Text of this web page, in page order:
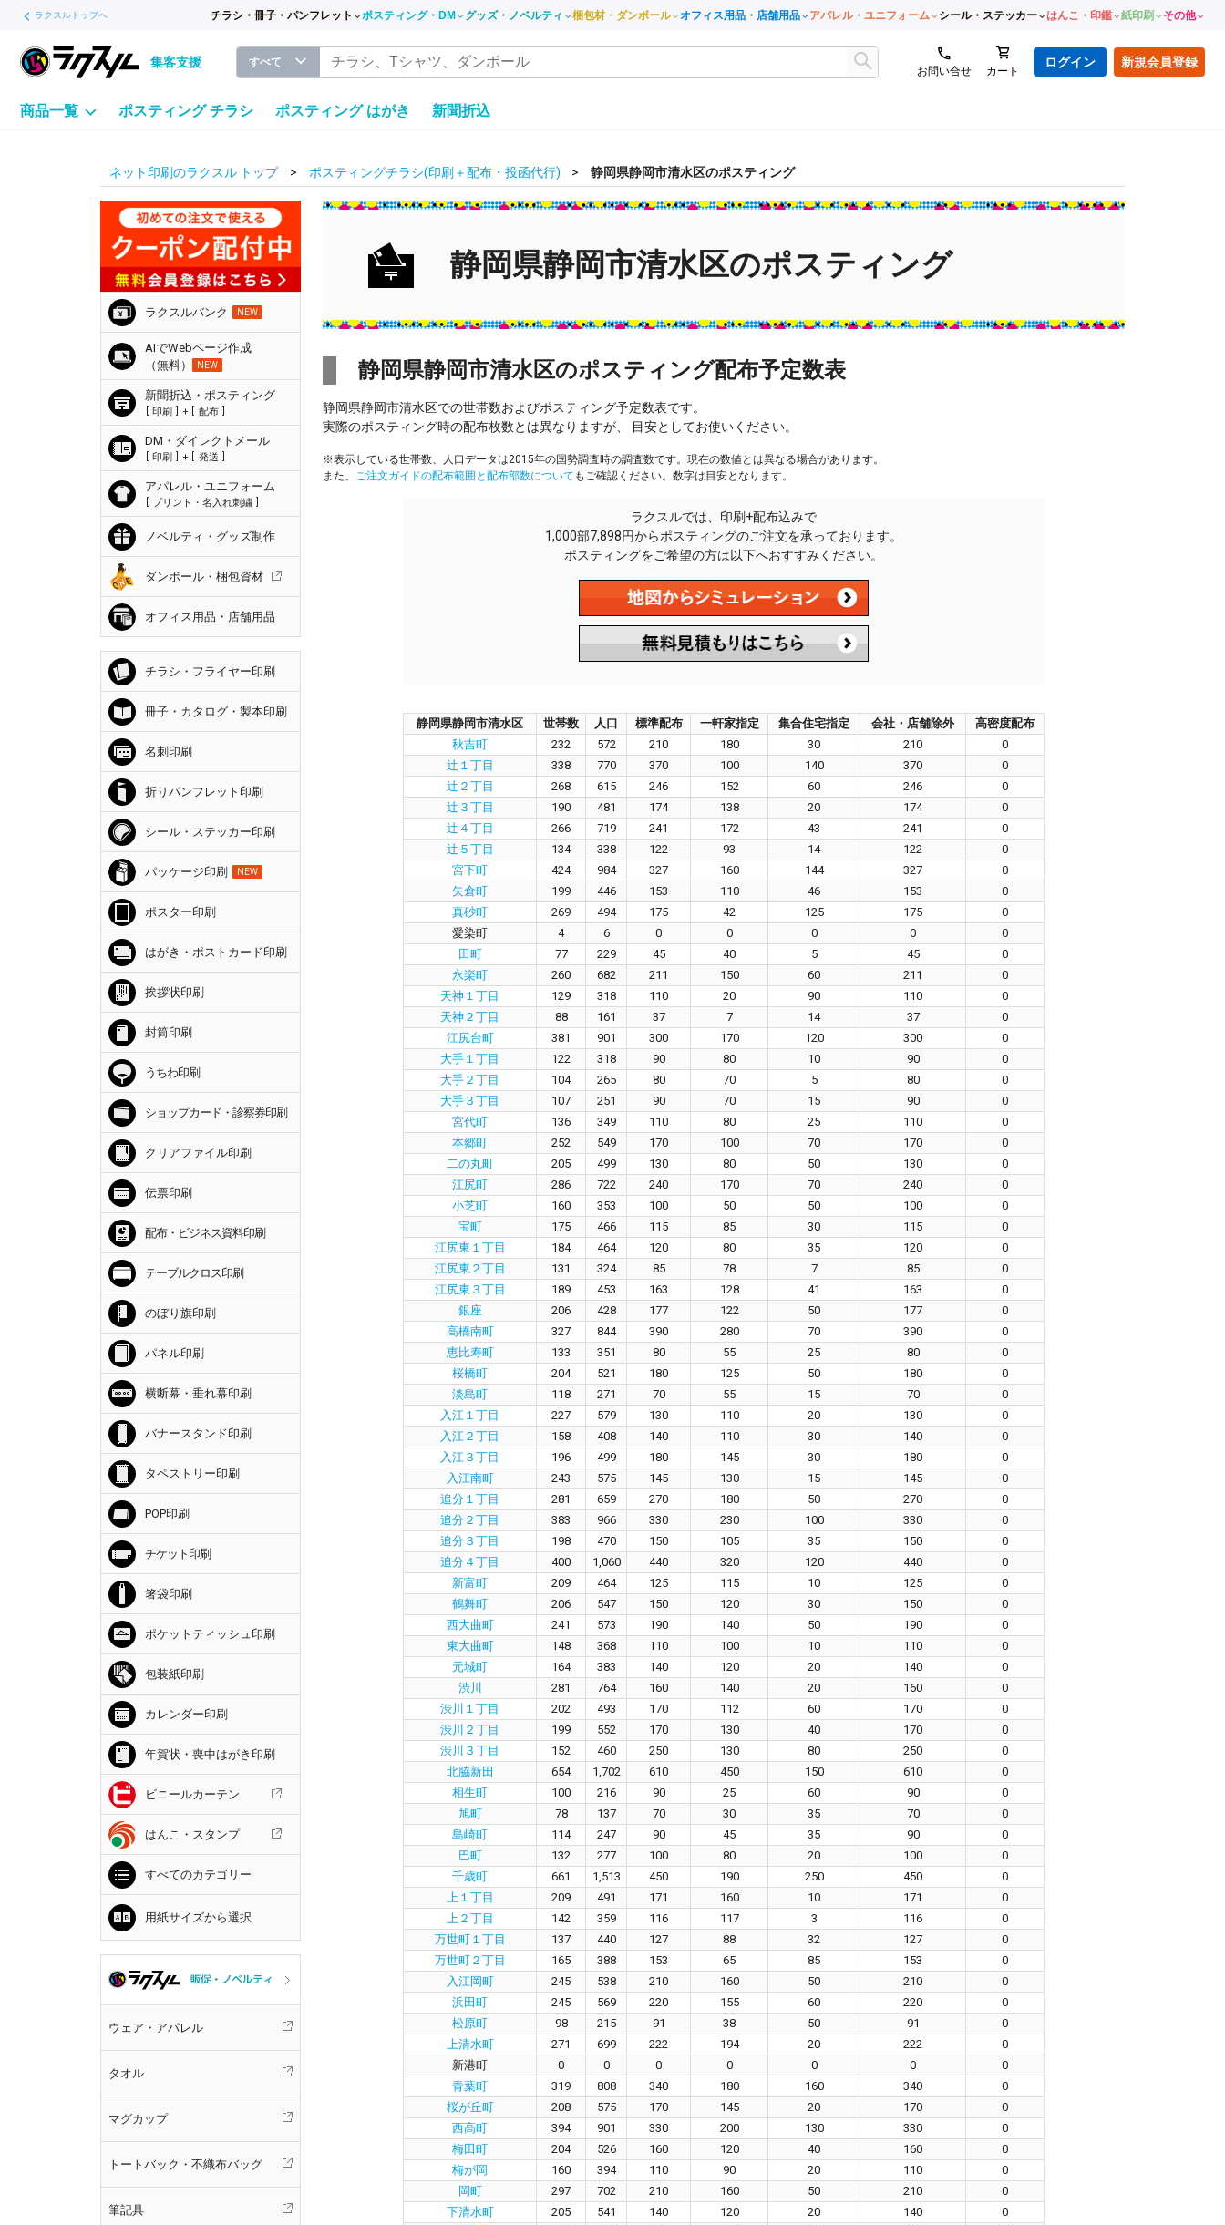
ラクスルトップへ チラシ・冊子・パンフレット ポスティング・DM グッズ・ノベルティ 梱包材・ダンボール オフィス用品・店舗用品 アパレル・ユニフォーム シール・ステッカー はんこ・印鑑 紙印刷 その他
集客支援 すべて
お問い合せ カート
ログイン 新規会員登録
商品一覧 ポスティング チラシ ポスティング はがき 新聞折込
ネット印刷のラクスル トップ ポスティングチラシ(印刷＋配布・投函代行) 静岡県静岡市清水区のポスティング
ラクスルバンク NEW
AIでWebページ作成
（無料）
NEW
新聞折込・ポスティング
印刷 + 配布
DM・ダイレクトメール
印刷 + 発送
アパレル・ユニフォーム
プリント・名入れ刺繍
ノベルティ・グッズ制作
ダンボール・梱包資材
オフィス用品・店舗用品
チラシ・フライヤー印刷
冊子・カタログ・製本印刷
名刺印刷
折りパンフレット印刷
シール・ステッカー印刷
パッケージ印刷 NEW
ポスター印刷
はがき・ポストカード印刷
挨拶状印刷
封筒印刷
うちわ印刷
ショップカード・診察券印刷
クリアファイル印刷
伝票印刷
配布・ビジネス資料印刷
テーブルクロス印刷
のぼり旗印刷
パネル印刷
横断幕・垂れ幕印刷
バナースタンド印刷
タペストリー印刷
POP印刷
チケット印刷
箸袋印刷
ポケットティッシュ印刷
包装紙印刷
カレンダー印刷
年賀状・喪中はがき印刷
ビニールカーテン
はんこ・スタンプ
すべてのカテゴリー
用紙サイズから選択
ウェア・アパレル
タオル
マグカップ
トートバック・不織布バッグ
筆記具
静岡県静岡市清水区のポスティング
静岡県静岡市清水区のポスティング配布予定数表
静岡県静岡市清水区での世帯数およびポスティング予定数表です。
実際のポスティング時の配布枚数とは異なりますが、 目安としてお使いください。
※表示している世帯数、人口データは2015年の国勢調査時の調査数です。現在の数値とは異なる場合があります。
また、 ご注文ガイドの配布範囲と配布部数について もご確認ください。数字は目安となります。
ラクスルでは、印刷+配布込みで
1,000部7,898円からポスティングのご注文を承っております。
ポスティングをご希望の方は以下へおすすみください。
静岡県静岡市清水区 世帯数 人口 標準配布 一軒家指定 集合住宅指定 会社・店舗除外
高密度配布
秋吉町
232 572 210 180 30 210
0
辻１丁目
338 770 370 100 140 370
0
辻２丁目
268 615 246 152 60 246
0
辻３丁目
190 481 174 138 20 174
0
辻４丁目
266 719 241 172 43 241
0
辻５丁目
134 338 122 93 14 122
0
宮下町
424 984 327 160 144 327
0
矢倉町
199 446 153 110 46 153
0
真砂町
269 494 175 42 125 175
0
愛染町
4 6 0 0 0 0
0
田町
77 229 45 40 5 45
0
永楽町
260 682 211 150 60 211
0
天神１丁目
129 318 110 20 90 110
0
天神２丁目
88 161 37 7 14 37
0
江尻台町
381 901 300 170 120 300
0
大手１丁目
122 318 90 80 10 90
0
大手２丁目
104 265 80 70 5 80
0
大手３丁目
107 251 90 70 15 90
0
宮代町
136 349 110 80 25 110
0
本郷町
252 549 170 100 70 170
0
二の丸町
205 499 130 80 50 130
0
江尻町
286 722 240 170 70 240
0
小芝町
160 353 100 50 50 100
0
宝町
175 466 115 85 30 115
0
江尻東１丁目
184 464 120 80 35 120
0
江尻東２丁目
131 324 85 78 7 85
0
江尻東３丁目
189 453 163 128 41 163
0
銀座
206 428 177 122 50 177
0
高橋南町
327 844 390 280 70 390
0
恵比寿町
133 351 80 55 25 80
0
桜橋町
204 521 180 125 50 180
0
淡島町
118 271 70 55 15 70
0
入江１丁目
227 579 130 110 20 130
0
入江２丁目
158 408 140 110 30 140
0
入江３丁目
196 499 180 145 30 180
0
入江南町
243 575 145 130 15 145
0
追分１丁目
281 659 270 180 50 270
0
追分２丁目
383 966 330 230 100 330
0
追分３丁目
198 470 150 105 35 150
0
追分４丁目
400 1,060 440 320 120 440
0
新富町
209 464 125 115 10 125
0
鶴舞町
206 547 150 120 30 150
0
西大曲町
241 573 190 140 50 190
0
東大曲町
148 368 110 100 10 110
0
元城町
164 383 140 120 20 140
0
渋川
281 764 160 140 20 160
0
渋川１丁目
202 493 170 112 60 170
0
渋川２丁目
199 552 170 130 40 170
0
渋川３丁目
152 460 250 130 80 250
0
北脇新田
654 1,702 610 450 150 610
0
相生町
100 216 90 25 60 90
0
旭町
78 137 70 30 35 70
0
島崎町
114 247 90 45 35 90
0
巴町
132 277 100 80 20 100
0
千歳町
661 1,513 450 190 250 450
0
上１丁目
209 491 171 160 10 171
0
上２丁目
142 359 116 117 3 116
0
万世町１丁目
137 440 127 88 32 127
0
万世町２丁目
165 388 153 65 85 153
0
入江岡町
245 538 210 160 50 210
0
浜田町
245 569 220 155 60 220
0
松原町
98 215 91 38 50 91
0
上清水町
271 699 222 194 20 222
0
新港町
0 0 0 0 0 0
0
青葉町
319 808 340 180 160 340
0
桜が丘町
208 575 170 145 20 170
0
西高町
394 901 330 200 130 330
0
梅田町
204 526 160 120 40 160
0
梅が岡
160 394 110 90 20 110
0
岡町
297 702 210 160 50 210
0
下清水町
205 541 140 120 20 140
0